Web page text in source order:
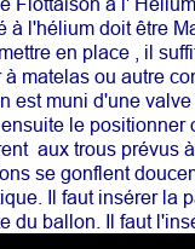
à l'hélium doit être
en place , il
à matelas ou autre
est muni d'une
le positionner
aux trous prévus
se gonflent
Il faut insérer la
du ballon. Il faut